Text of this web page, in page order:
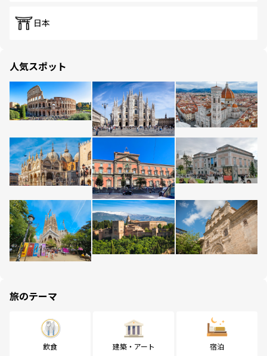
日本
人気スポット
旅のテーマ
飲食 建築・アート 宿泊